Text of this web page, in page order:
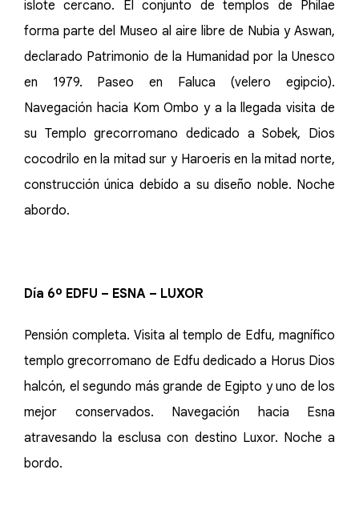
islote cercano. El conjunto de templos de Philae
forma parte del Museo al aire libre de Nubia y Aswan,
declarado Patrimonio de la Humanidad por la Unesco
en 1979. Paseo en Faluca (velero egipcio).
Navegación hacia Kom Ombo y a la llegada visita de
su Templo grecorromano dedicado a Sobek, Dios
cocodrilo en la mitad sur y Haroeris en la mitad norte,
construcción única debido a su diseño noble. Noche
abordo.
Día 6º EDFU – ESNA – LUXOR
Pensión completa. Visita al templo de Edfu, magnífico
templo grecorromano de Edfu dedicado a Horus Dios
halcón, el segundo más grande de Egipto y uno de los
mejor conservados. Navegación hacia Esna
atravesando la esclusa con destino Luxor. Noche a
bordo.